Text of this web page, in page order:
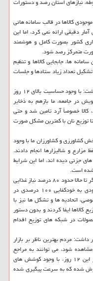
کالاها در قالب سامانه هائی
دقیقی ارائه نمی کرد، اما این
کشور بصورت کامل و هوشمند
متمرکز رصد شود.
ها، جابجایی کالاها و تنظیم
تعداد زیاد ستادها و جلسات
وی درباره ی وضعیت ذخایر کالاهای اساسی اظهار داشت: با وجود حساسیت بالای ۱۲ روز
در جامعه، ما بازهم به ذخایر
خصوصاً آرد تامین شد و حتی
توزیع نان با کمترین مشکل صورت
کشاورزی و کشاورزان ما با وجود
و شالیزارها انجام دادند.
جزئی دیده اند، اما این شرایط
است.
وی اضافه کرد: باتوجه به روحیه و انگیزه کشاورزان اگر تا حالا حدود ۸۰ درصد نیاز غذایی
۱۰۰ درصدی در
اتحادیه ها و تشکل ها نیز با
ایفا کردند و بدون دستور
در شبکه های توزیع اقدام
مردم بهترین ناظر بر بازار
شود، می توانند به مراجع
مربوطه اعلام کنند تا برخورد جدی صورت گیرد. در این ۱۲ روز، با وجود کوشش های
شده که به سرعت پیگیری شده